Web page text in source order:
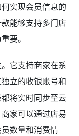
实现会员信息的
能够支持多门店
要。
它支持商家在系
立的收银账号和
将实时同步至云
家可以通过店易
数量和消费情